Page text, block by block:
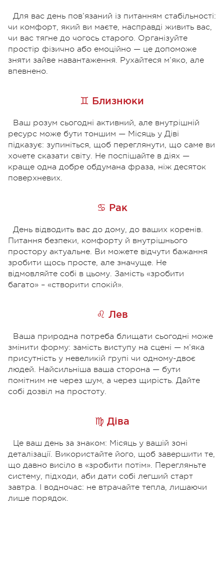
Для вас день пов’язаний із питанням стабільності:
чи комфорт, який ви маєте, насправді живить вас,
чи вас тягне до чогось старого. Організуйте
простір фізично або емоційно — це допоможе
зняти зайве навантаження. Рухайтеся м’яко, але
впевнено.
♊ Близнюки
Ваш розум сьогодні активний, але внутрішній
ресурс може бути тоншим — Місяць у Діві
підказує: зупиніться, щоб переглянути, що саме ви
хочете сказати світу. Не поспішайте в діях —
краще одна добре обдумана фраза, ніж десяток
поверхневих.
♋ Рак
День відводить вас до дому, до ваших коренів.
Питання безпеки, комфорту й внутрішнього
простору актуальне. Ви можете відчути бажання
зробити щось просте, але значуще. Не
відмовляйте собі в цьому. Замість «зробити
багато» – «створити спокій».
♌ Лев
Ваша природна потреба блищати сьогодні може
змінити форму: замість виступу на сцені — м’яка
присутність у невеликій групі чи одному-двоє
людей. Найсильніша ваша сторона — бути
помітним не через шум, а через щирість. Дайте
собі дозвіл на простоту.
♍ Діва
Це ваш день за знаком: Місяць у вашій зоні
деталізації. Використайте його, щоб завершити те,
що давно висіло в «зробити потім». Перегляньте
систему, підходи, аби дати собі легший старт
завтра. І водночас: не втрачайте тепла, лишаючи
лише порядок.